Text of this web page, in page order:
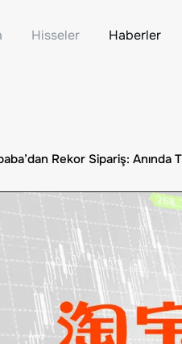
Hisseler Haberler
Rekor Sipariş: